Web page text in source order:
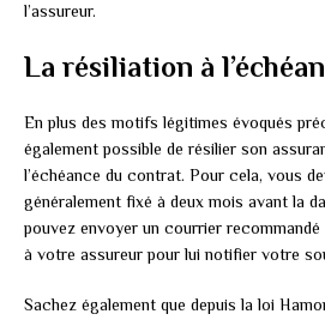
l’assureur.
La résiliation à
En plus des motifs légitimes évoqués
également possible de résilier son
l’échéance du contrat. Pour cela, vous
généralement fixé à deux mois avant la
pouvez envoyer un courrier
à votre assureur pour lui notifier votre
Sachez également que depuis la loi